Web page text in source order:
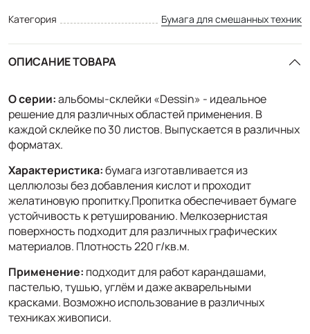
Категория
Бумага для смешанных техник
ОПИСАНИЕ ТОВАРА
О серии:альбомы-склейки «Dessin» - идеальное
решение для различных областей применения. В
каждой склейке по 30 листов. Выпускается в различных
форматах.
Характеристика:бумага изготавливается из
целлюлозы без добавления кислот и проходит
желатиновую пропитку.Пропитка обеспечивает бумаге
устойчивость к ретушированию. Мелкозернистая
поверхность подходит для различных графических
материалов. Плотность 220 г/кв.м.
Применение: подходит для работ карандашами,
пастелью, тушью, углём и даже акварельными
красками. Возможно использование в различных
техниках живописи.